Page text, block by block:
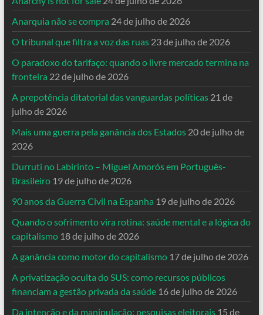
Anarquia não se compra 24 de julho de 2026
O tribunal que filtra a voz das ruas 23 de julho de 2026
O paradoxo do tarifaço: quando o livre mercado termina na
fronteira 22 de julho de 2026
A prepotência ditatorial das vanguardas políticas 21 de
julho de 2026
Mais uma guerra pela ganância dos Estados 20 de julho de
2026
Durruti no Labirinto – Miguel Amorós em Português-
Brasileiro 19 de julho de 2026
90 anos da Guerra Civil na Espanha 19 de julho de 2026
Quando o sofrimento vira rotina: saúde mental e a lógica do
capitalismo 18 de julho de 2026
A ganância como motor do capitalismo 17 de julho de 2026
A privatização oculta do SUS: como recursos públicos
financiam a gestão privada da saúde 16 de julho de 2026
Da intenção e da manipulação: pesquisas eleitorais 15 de